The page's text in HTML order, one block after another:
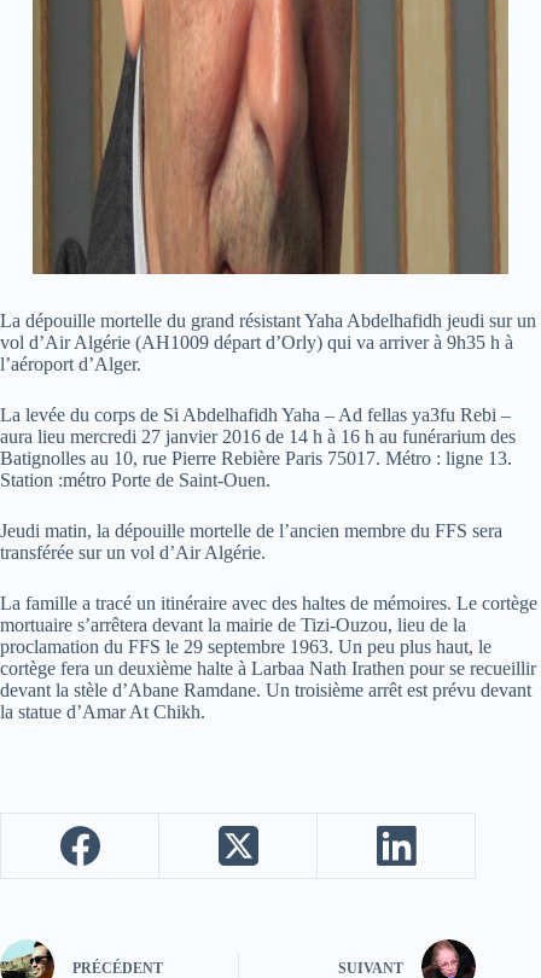
La dépouille mortelle du grand résistant Yaha Abdelhafidh jeudi sur un
vol d’Air Algérie (AH1009 départ d’Orly) qui va arriver à 9h35 h à
l’aéroport d’Alger.
La levée du corps de Si Abdelhafidh Yaha – Ad fellas ya3fu Rebi –
aura lieu mercredi 27 janvier 2016 de 14 h à 16 h au funérarium des
Batignolles au 10, rue Pierre Rebière Paris 75017. Métro : ligne 13.
Station :métro Porte de Saint-Ouen.
Jeudi matin, la dépouille mortelle de l’ancien membre du FFS sera
transférée sur un vol d’Air Algérie.
La famille a tracé un itinéraire avec des haltes de mémoires. Le cortège
mortuaire s’arrêtera devant la mairie de Tizi-Ouzou, lieu de la
proclamation du FFS le 29 septembre 1963. Un peu plus haut, le
cortège fera un deuxième halte à Larbaa Nath Irathen pour se recueillir
devant la stèle d’Abane Ramdane. Un troisième arrêt est prévu devant
la statue d’Amar At Chikh.
PRÉCÉDENT SUIVANT